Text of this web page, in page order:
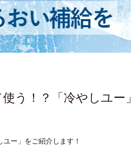
う！？「冷やしユー」
ー」をご紹介します！